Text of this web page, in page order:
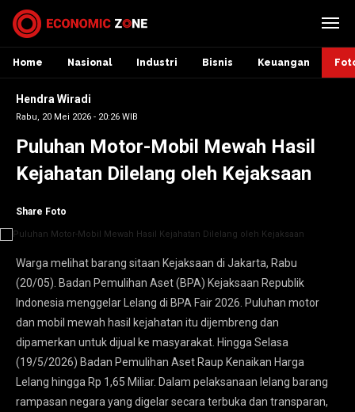
Home Nasional Industri Bisnis Keuangan
Hendra Wiradi
Rabu, 20 Mei 2026 - 20:26 WIB
Puluhan Motor-Mobil Mewah Hasil
Kejahatan Dilelang oleh Kejaksaan
Share Foto
Warga melihat barang sitaan Kejaksaan di Jakarta, Rabu
(20/05). Badan Pemulihan Aset (BPA) Kejaksaan Republik
Indonesia menggelar Lelang di BPA Fair 2026. Puluhan motor
dan mobil mewah hasil kejahatan itu dijembreng dan
dipamerkan untuk dijual ke masyarakat. Hingga Selasa
(19/5/2026) Badan Pemulihan Aset Raup Kenaikan Harga
Lelang hingga Rp 1,65 Miliar. Dalam pelaksanaan lelang barang
rampasan negara yang digelar secara terbuka dan transparan,